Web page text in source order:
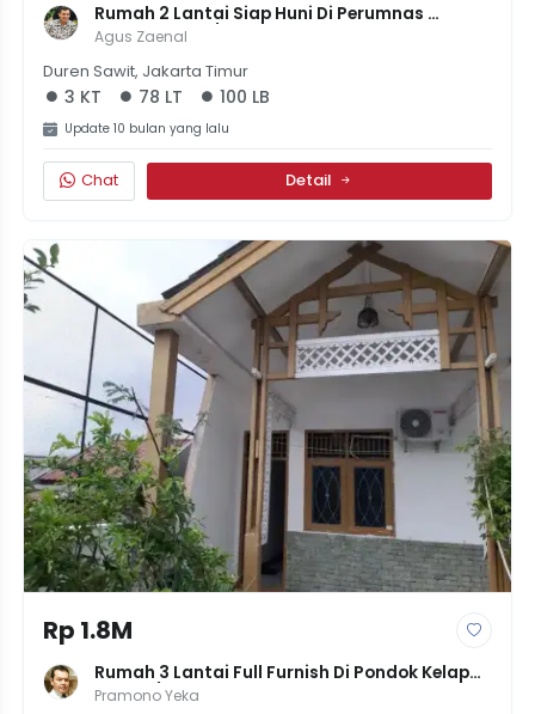
Rumah 2 Lantai Siap Huni Di Perumnas
Klender, LT 78/LB 100, 3KT, Harga 1M
Agus Zaenal
Duren Sawit, Jakarta Timur
3 KT 78 LT 100 LB
Update 10 bulan yang lalu
Chat Detail
Rp 1.8M
Rumah 3 Lantai Full Furnish Di Pondok Kelapa
- LT 74/LB 222m², 4KT+2KM, Bebas Banjir,
Pramono Yeka